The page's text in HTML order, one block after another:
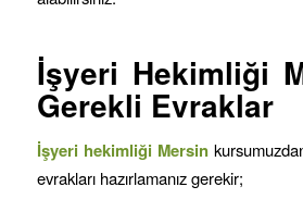
İşyeri Hekimliği
Gerekli Evraklar
İşyeri hekimliği Mersin
evrakları hazırlamanız gerekir;